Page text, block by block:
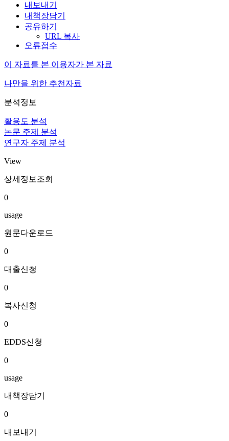
내보내기
내책장담기
공유하기
URL 복사
오류접수
이 자료를 본 이용자가 본 자료
나만을 위한 추천자료
분석정보
활용도 분석
논문 주제 분석
연구자 주제 분석
View
상세정보조회
0
usage
원문다운로드
0
대출신청
0
복사신청
0
EDDS신청
0
usage
내책장담기
0
내보내기